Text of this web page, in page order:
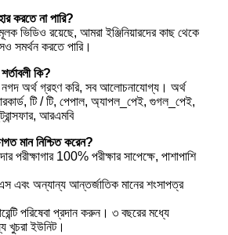
করতে না পারি?
ভিডিও রয়েছে, আমরা ইঞ্জিনিয়ারদের কাছ থেকে
সমর্থন করতে পারি।
কি?
নগদ অর্থ গ্রহণ করি, সব আলোচনাযোগ্য। অর্থ
টি / টি, পেপাল, অ্যাপল_পেই, গুগল_পেই,
আরএমবি
মান নিশ্চিত করেন?
পরীক্ষাগার 100% পরীক্ষার সাপেক্ষে, পাশাপাশি
এবং অন্যান্য আন্তর্জাতিক মানের শংসাপত্র
পরিষেবা প্রদান করুন। ৩ বছরের মধ্যে
খুচরা ইউনিট।